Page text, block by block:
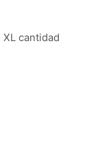
XL cantidad